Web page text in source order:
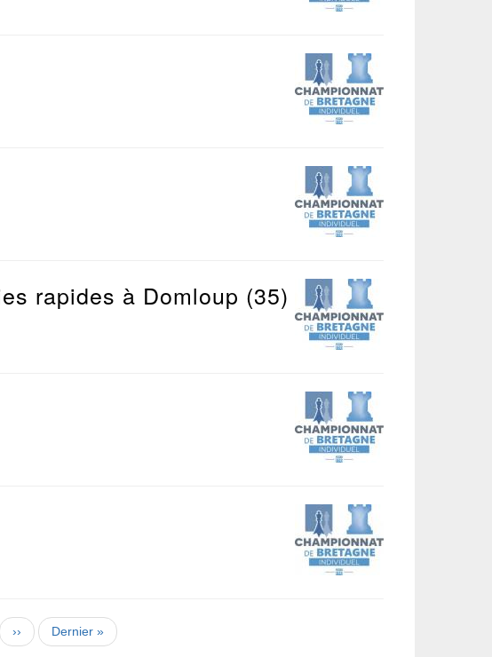
rapides à Domloup (35)
Page
suivante
››
Dernière
page
Dernier »